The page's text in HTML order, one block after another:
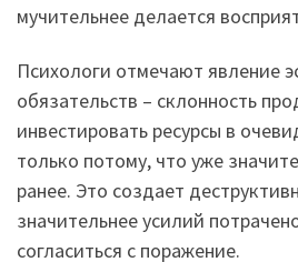
мучительнее делается
Психологи отмечают явление
обязательств – склонность
инвестировать ресурсы в
только потому, что уже
ранее. Это создает
значительнее усилий
согласиться с поражение.